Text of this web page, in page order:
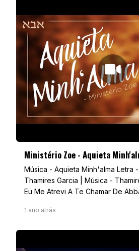
Ministério Zoe - Aquieta
Música - Aquieta Minh'alma Letra
Thamires Garcia | Música -
Eu Me Atrevi A Te Chamar De
1 ano atrás